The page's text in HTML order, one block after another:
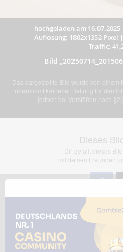
hochgeladen am 16.07.2025
Auflösung: 1802x1352 Pixel |
Traffic:
Bild
Das dargestellte Bild wurde von
übernimmt keinerlei Haftung für den
jedoch bei Verstößen nach
Dieses
Dir gefällt dieses
mit deinen Freunden
Share